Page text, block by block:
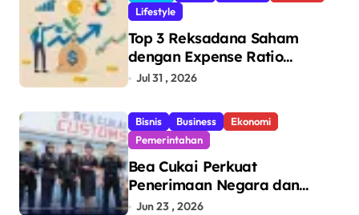
Lifestyle
Top 3 Reksadana Saham
dengan Expense Ratio
Terendah
Jul 31 , 2026
Bisnis Business
Ekonomi
Pemerintahan
Bea Cukai Perkuat
Penerimaan Negara dan
Pengawasan, Setor Rp123,8
Jun 23 , 2026